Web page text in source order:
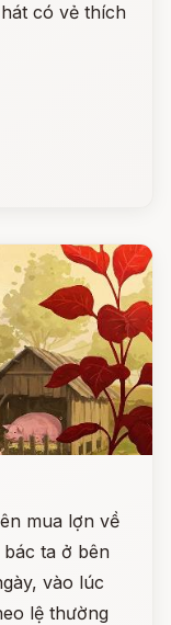
có vẻ thích
mua lợn về
ta ở bên
vào lúc
lệ thường